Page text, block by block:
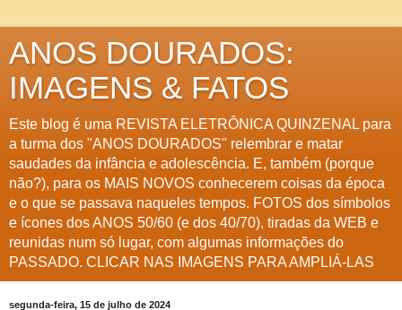
ANOS DOURADOS:
IMAGENS & FATOS
Este blog é uma REVISTA ELETRÔNICA QUINZENAL para
a turma dos "ANOS DOURADOS" relembrar e matar
saudades da infância e adolescência. E, também (porque
não?), para os MAIS NOVOS conhecerem coisas da época
e o que se passava naqueles tempos. FOTOS dos símbolos
e ícones dos ANOS 50/60 (e dos 40/70), tiradas da WEB e
reunidas num só lugar, com algumas informações do
PASSADO. CLICAR NAS IMAGENS PARA AMPLIÁ-LAS
segunda-feira, 15 de julho de 2024